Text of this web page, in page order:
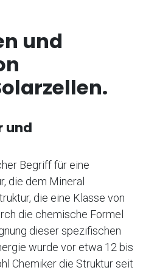
und
und
Begriff für eine
die dem Mineral
die eine Klasse von
die chemische Formel
dieser spezifischen
wurde vor etwa 12 bis
Chemiker die Struktur seit